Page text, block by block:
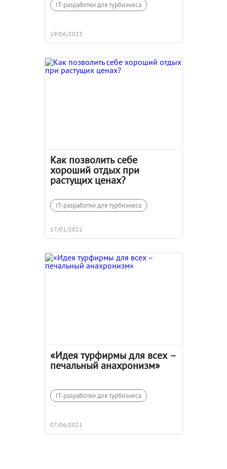
IT-разработки для турбизнеса
19/06/2023
Как позволить себе
хороший отдых при
растущих ценах?
IT-разработки для турбизнеса
17/01/2022
«Идея турфирмы для всех –
печальный анахронизм»
IT-разработки для турбизнеса
07/06/2021